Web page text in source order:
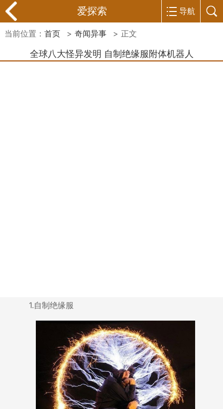
爱探索 导航
当前位置： 首页 > 奇闻异事 > 正文
全球八大怪异发明 自制绝缘服附体机器人
1.自制绝缘服